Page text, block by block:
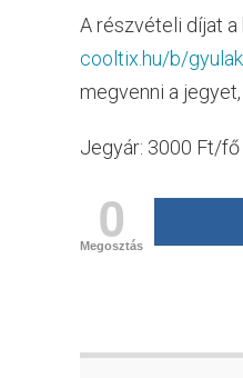
A részvételi díjat a
cooltix.hu/b/
megvenni a
Jegyár: 3000 Ft/fő
0
Megosztás